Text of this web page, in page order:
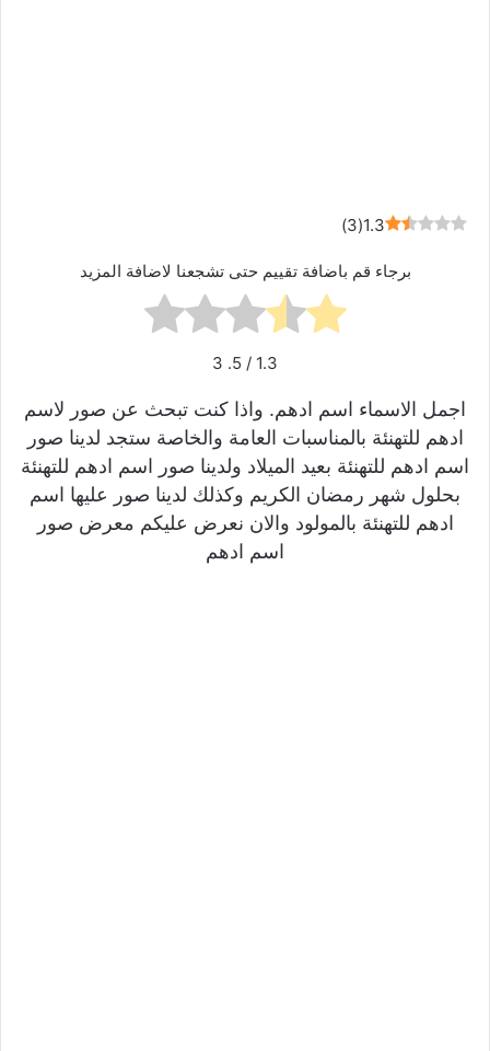
1.3
(
3
)
برجاء قم باضافة تقييم حتى تشجعنا لاضافة المزيد
1.3
/ 5.
3
اجمل الاسماء اسم ادهم. واذا كنت تبحث عن صور لاسم
ادهم للتهنئة بالمناسبات العامة والخاصة ستجد لدينا صور
اسم ادهم للتهنئة بعيد الميلاد ولدينا صور اسم ادهم للتهنئة
بحلول شهر رمضان الكريم وكذلك لدينا صور عليها اسم
ادهم للتهنئة بالمولود والان نعرض عليكم معرض صور
اسم ادهم